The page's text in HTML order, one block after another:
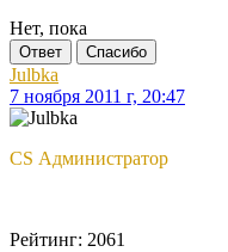
Нет, пока
Ответ Спасибо
Julbka
7 ноября 2011 г, 20:47
CS Администратор
Рейтинг: 2061